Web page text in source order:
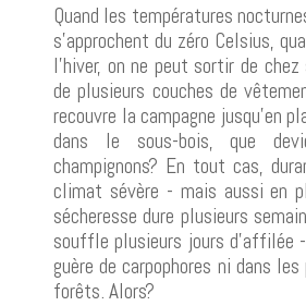
Quand les températures
s'approchent du zéro Celsius,
l'hiver, on ne peut sortir de
de plusieurs couches de
recouvre la campagne jusqu'en
dans le sous-bois, que
champignons? En tout cas,
climat sévère - mais aussi en
sécheresse dure plusieurs
souffle plusieurs jours d'affilée
guère de carpophores ni dans
forêts. Alors?